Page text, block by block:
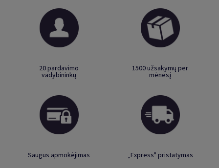
20 pardavimo
vadybininkų
1500 užsakymų per
mėnesį
Saugus apmokėjimas „Express" pristatymas